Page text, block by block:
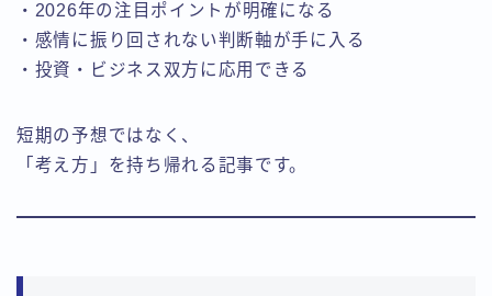
・2026年の注目ポイントが明確になる
・感情に振り回されない判断軸が手に入る
・投資・ビジネス双方に応用できる
短期の予想ではなく、
「考え方」を持ち帰れる記事です。